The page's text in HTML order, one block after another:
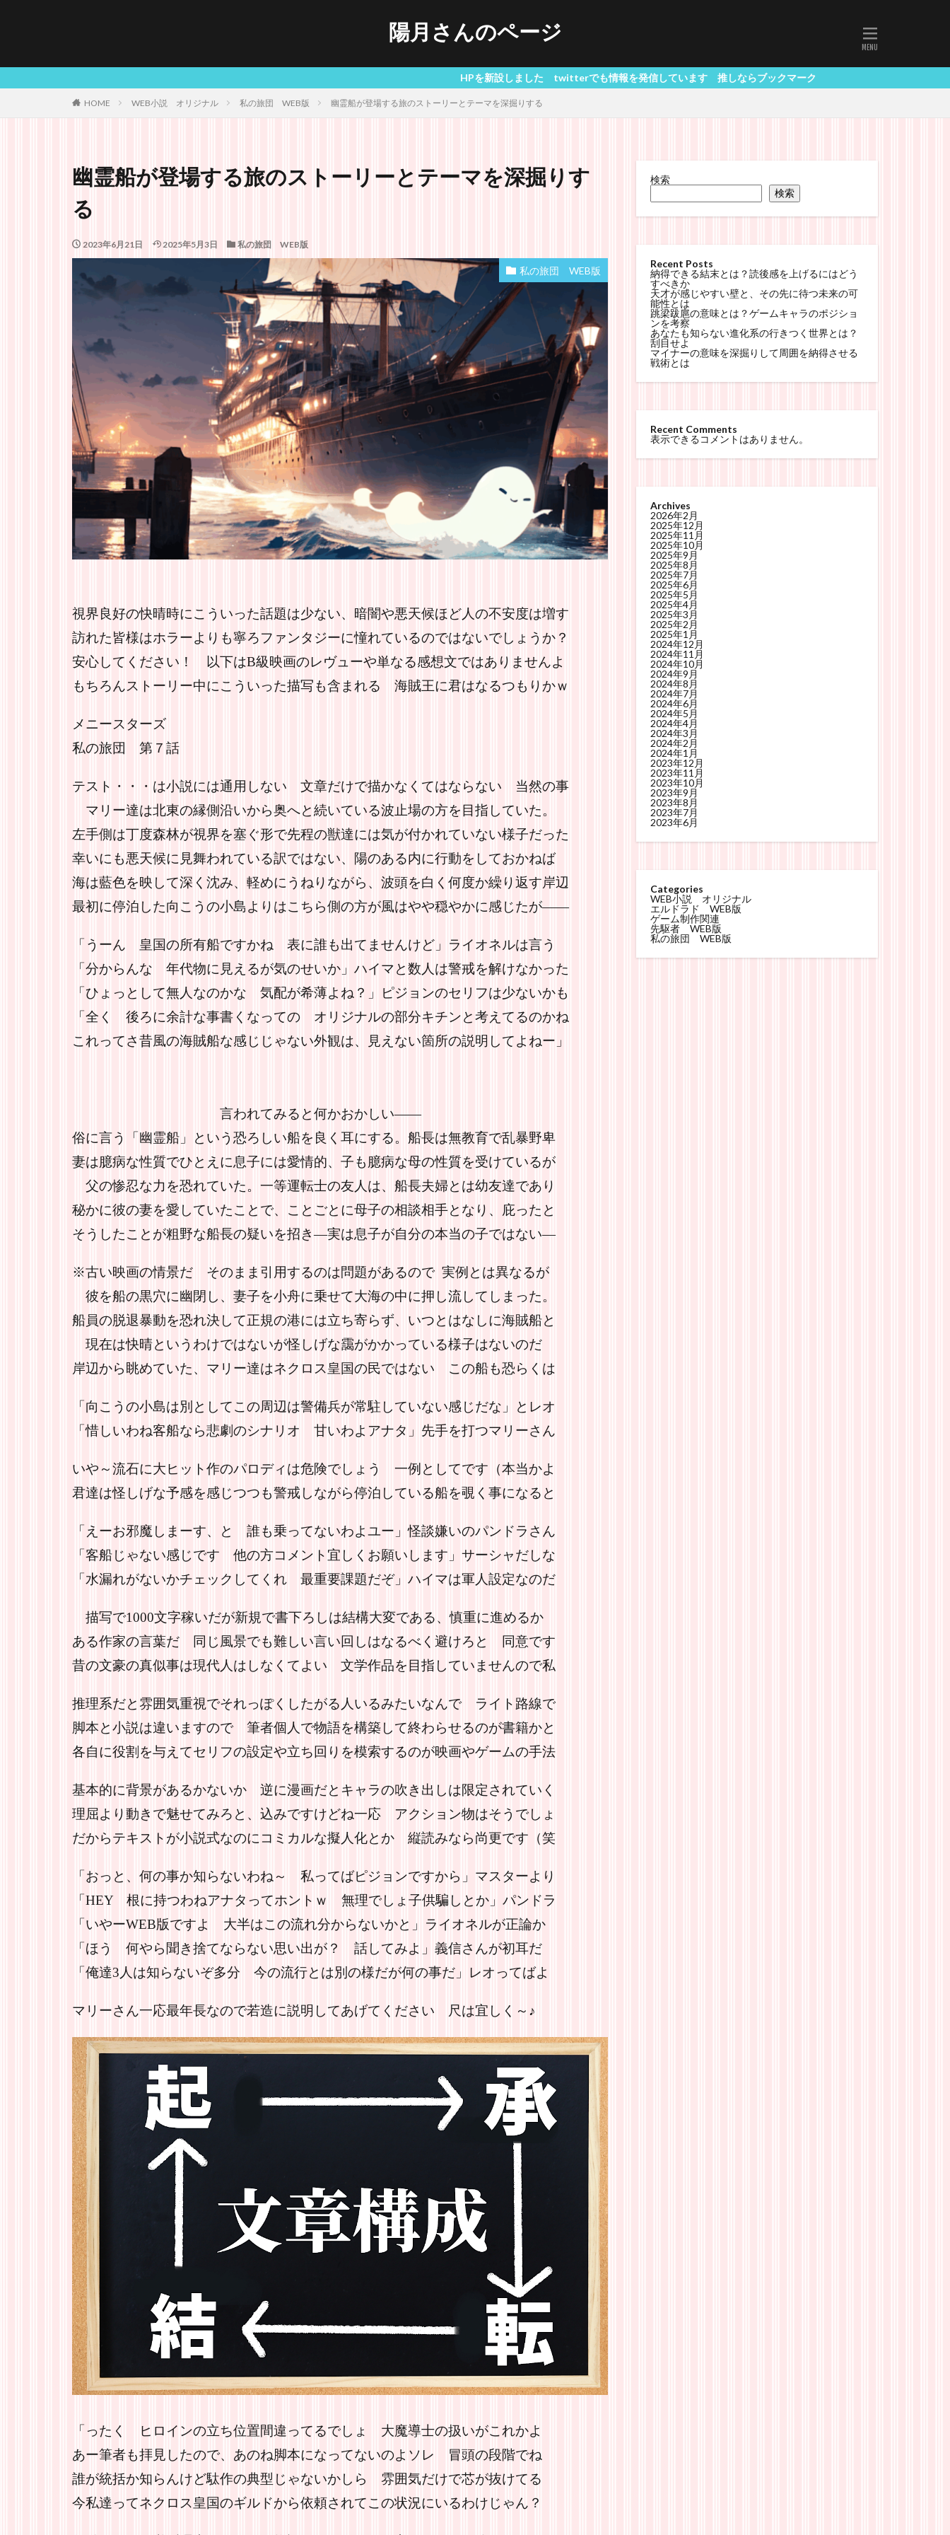
陽月さんのページ
HPを新設しました twitterでも情報を発信しています 推しならブックマーク
HOME WEB小説 オリジナル 私の旅団 WEB版 幽霊船が登場する旅のストーリーとテーマを深掘りする
幽霊船が登場する旅のストーリーとテーマを深掘りす
る
2023年6月21日 2025年5月3日 私の旅団 WEB版
私の旅団 WEB版
視界良好の快晴時にこういった話題は少ない、暗闇や悪天候ほど人の不安度は増す
訪れた皆様はホラーよりも寧ろファンタジーに憧れているのではないでしょうか？
安心してください！ 以下はB級映画のレヴューや単なる感想文ではありませんよ
もちろんストーリー中にこういった描写も含まれる 海賊王に君はなるつもりかｗ
メニースターズ
私の旅団 第７話
テスト・・・は小説には通用しない 文章だけで描かなくてはならない 当然の事
マリー達は北東の縁側沿いから奥へと続いている波止場の方を目指していた。
左手側は丁度森林が視界を塞ぐ形で先程の獣達には気が付かれていない様子だった
幸いにも悪天候に見舞われている訳ではない、陽のある内に行動をしておかねば
海は藍色を映して深く沈み、軽めにうねりながら、波頭を白く何度か繰り返す岸辺
最初に停泊した向こうの小島よりはこちら側の方が風はやや穏やかに感じたが――
「うーん 皇国の所有船ですかね 表に誰も出てませんけど」ライオネルは言う
「分からんな 年代物に見えるが気のせいか」ハイマと数人は警戒を解けなかった
「ひょっとして無人なのかな 気配が希薄よね？」ピジョンのセリフは少ないかも
「全く 後ろに余計な事書くなっての オリジナルの部分キチンと考えてるのかね
これってさ昔風の海賊船な感じじゃない外観は、見えない箇所の説明してよねー」
言われてみると何かおかしい――
俗に言う「幽霊船」という恐ろしい船を良く耳にする。船長は無教育で乱暴野卑
妻は臆病な性質でひとえに息子には愛情的、子も臆病な母の性質を受けているが
父の惨忍な力を恐れていた。一等運転士の友人は、船長夫婦とは幼友達であり
秘かに彼の妻を愛していたことで、ことごとに母子の相談相手となり、庇ったと
そうしたことが粗野な船長の疑いを招き―実は息子が自分の本当の子ではない―
※古い映画の情景だ そのまま引用するのは問題があるので 実例とは異なるが
彼を船の黒穴に幽閉し、妻子を小舟に乗せて大海の中に押し流してしまった。
船員の脱退暴動を恐れ決して正規の港には立ち寄らず、いつとはなしに海賊船と
現在は快晴というわけではないが怪しげな靄がかかっている様子はないのだ
岸辺から眺めていた、マリー達はネクロス皇国の民ではない この船も恐らくは
「向こうの小島は別としてこの周辺は警備兵が常駐していない感じだな」とレオ
「惜しいわね客船なら悲劇のシナリオ 甘いわよアナタ」先手を打つマリーさん
いや～流石に大ヒット作のパロディは危険でしょう 一例としてです（本当かよ
君達は怪しげな予感を感じつつも警戒しながら停泊している船を覗く事になると
「えーお邪魔しまーす、と 誰も乗ってないわよユー」怪談嫌いのパンドラさん
「客船じゃない感じです 他の方コメント宜しくお願いします」サーシャだしな
「水漏れがないかチェックしてくれ 最重要課題だぞ」ハイマは軍人設定なのだ
描写で1000文字稼いだが新規で書下ろしは結構大変である、慎重に進めるか
ある作家の言葉だ 同じ風景でも難しい言い回しはなるべく避けろと 同意です
昔の文豪の真似事は現代人はしなくてよい 文学作品を目指していませんので私
推理系だと雰囲気重視でそれっぽくしたがる人いるみたいなんで ライト路線で
脚本と小説は違いますので 筆者個人で物語を構築して終わらせるのが書籍かと
各自に役割を与えてセリフの設定や立ち回りを模索するのが映画やゲームの手法
基本的に背景があるかないか 逆に漫画だとキャラの吹き出しは限定されていく
理屈より動きで魅せてみろと、込みですけどね一応 アクション物はそうでしょ
だからテキストが小説式なのにコミカルな擬人化とか 縦読みなら尚更です（笑
「おっと、何の事か知らないわね～ 私ってばピジョンですから」マスターより
「HEY 根に持つわねアナタってホントｗ 無理でしょ子供騙しとか」パンドラ
「いやーWEB版ですよ 大半はこの流れ分からないかと」ライオネルが正論か
「ほう 何やら聞き捨てならない思い出が？ 話してみよ」義信さんが初耳だ
「俺達3人は知らないぞ多分 今の流行とは別の様だが何の事だ」レオってばよ
マリーさん一応最年長なので若造に説明してあげてください 尺は宜しく～♪
「ったく ヒロインの立ち位置間違ってるでしょ 大魔導士の扱いがこれかよ
あー筆者も拝見したので、あのね脚本になってないのよソレ 冒頭の段階でね
誰が統括か知らんけど駄作の典型じゃないかしら 雰囲気だけで芯が抜けてる
今私達ってネクロス皇国のギルドから依頼されてこの状況にいるわけじゃん？
検索
検索
Recent Posts
納得できる結末とは？読後感を上げるにはどう
すべきか
天才が感じやすい壁と、その先に待つ未来の可
能性とは
跳梁跋扈の意味とは？ゲームキャラのポジショ
ンを考察
あなたも知らない進化系の行きつく世界とは？
刮目せよ
マイナーの意味を深掘りして周囲を納得させる
戦術とは
Recent Comments
表示できるコメントはありません。
Archives
2026年2月
2025年12月
2025年11月
2025年10月
2025年9月
2025年8月
2025年7月
2025年6月
2025年5月
2025年4月
2025年3月
2025年2月
2025年1月
2024年12月
2024年11月
2024年10月
2024年9月
2024年8月
2024年7月
2024年6月
2024年5月
2024年4月
2024年3月
2024年2月
2024年1月
2023年12月
2023年11月
2023年10月
2023年9月
2023年8月
2023年7月
2023年6月
Categories
WEB小説 オリジナル
エルドラド WEB版
ゲーム制作関連
先駆者 WEB版
私の旅団 WEB版